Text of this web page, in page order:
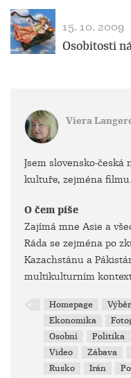
15. 10. 2009
Osobitosti
Viera
Jsem slovensko-
kultuře, zejména filmu.
O čem píše
Zajímá mne Asie a
Ráda se zejména po
Kazachstánu a
multikulturním
Homepage
Ekonomika
Osobní
Politika
Video
Zábava
Rusko
Irán